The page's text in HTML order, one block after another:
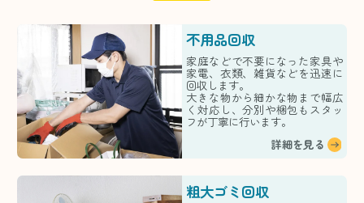
不用品回収
家庭などで不要になった家具や
家電、衣類、雑貨などを迅速に
回収します。
大きな物から細かな物まで幅広
く対応し、分別や梱包もスタッ
フが丁寧に行います。
詳細を見る
粗大ゴミ回収